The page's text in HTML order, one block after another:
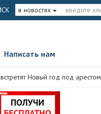
в новостях
Написать нам
Новый год под арестом